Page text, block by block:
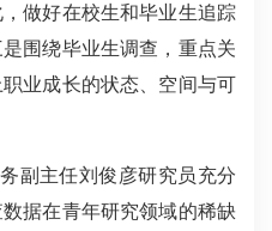
做好在校生和毕业生追踪
围绕毕业生调查，重点关
业成长的状态、空间与可
主任刘俊彦研究员充分
据在青年研究领域的稀缺